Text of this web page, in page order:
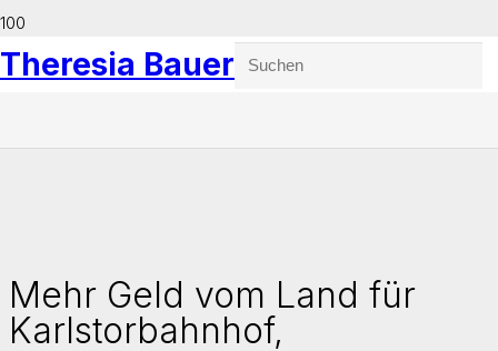
Theresia Bauer
Mehr Geld vom Land für
Karlstorbahnhof,